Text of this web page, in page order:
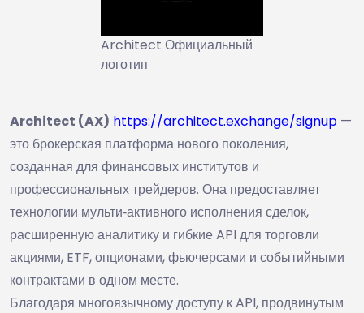
Architect Официальный
логотип
Architect (AX) https://architect.exchange/signup —
это брокерская платформа нового поколения,
созданная для финансовых институтов и
профессиональных трейдеров. Она предоставляет
технологии мульти‑активного исполнения сделок,
расширенную аналитику и гибкие API для торговли
акциями, ETF, опционами, фьючерсами и событийными
контрактами в одном месте.
Благодаря многоязычному доступу к API, продвинутым